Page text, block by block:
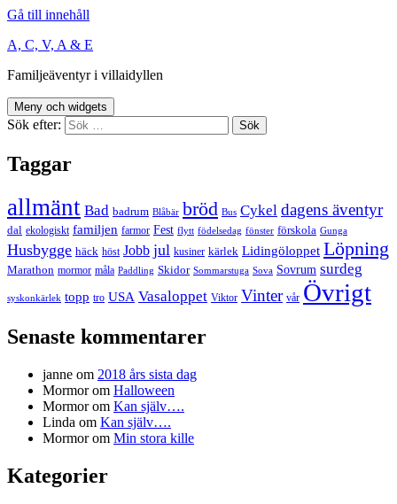
Gå till innehåll
A, C, V, A & E
Familjeäventyr i villaidyllen
Meny och widgets
Sök efter:
Taggar
allmänt Bad badrum Blåbär bröd Bus Cykel dagens äventyr
dal ekologiskt familjen farmor Fest flytt födelsedag fönster förskola Gunga
Husbygge häck höst Jobb jul kusiner kärlek Lidingöloppet Löpning
Marathon mormor måla Paddling Skidor Sommarstuga Sova Sovrum surdeg
syskonkärlek topp tro USA Vasaloppet Viktor Vinter vår Övrigt
Senaste kommentarer
janne om 2018 års sista dag
Mormorom Halloween
Mormorom Kan själv….
Linda om Kan själv….
Mormorom Min stora kille
Kategorier